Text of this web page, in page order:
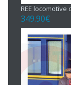
REE locomotive
349.90€